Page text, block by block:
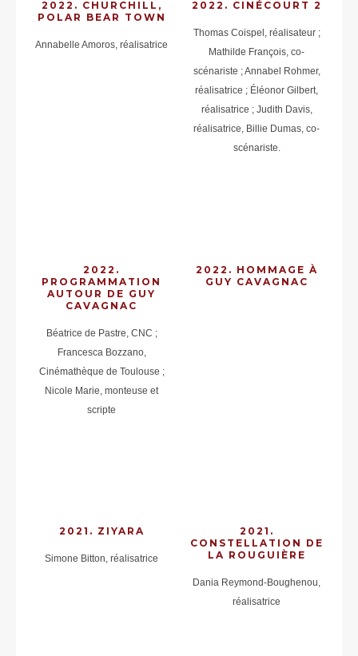
2022. CHURCHILL,
POLAR BEAR TOWN
Annabelle Amoros, réalisatrice
2022. CINÉCOURT 2
Thomas Coispel, réalisateur ;
Mathilde François, co-
scénariste ; Annabel Rohmer,
réalisatrice ; Éléonor Gilbert,
réalisatrice ; Judith Davis,
réalisatrice, Billie Dumas, co-
scénariste.
2022.
PROGRAMMATION
AUTOUR DE GUY
CAVAGNAC
Béatrice de Pastre, CNC ;
Francesca Bozzano,
Cinémathèque de Toulouse ;
Nicole Marie, monteuse et
scripte
2022. HOMMAGE À
GUY CAVAGNAC
2021. ZIYARA
Simone Bitton, réalisatrice
2021.
CONSTELLATION DE
LA ROUGUIÈRE
Dania Reymond-Boughenou,
réalisatrice